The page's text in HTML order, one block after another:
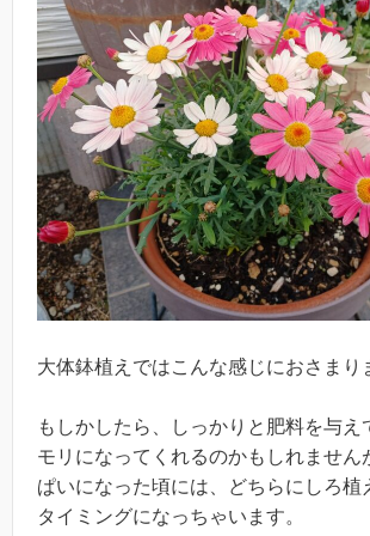
大体鉢植えではこんな感じにおさまり
もしかしたら、しっかりと肥料を与え
モリになってくれるのかもしれません
ぱいになった頃には、どちらにしろ植
タイミングになっちゃいます。